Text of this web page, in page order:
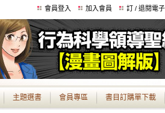
會員登入 加入會員 訂 / 退閱電
主題選書 會員專區 書目訂購單下載